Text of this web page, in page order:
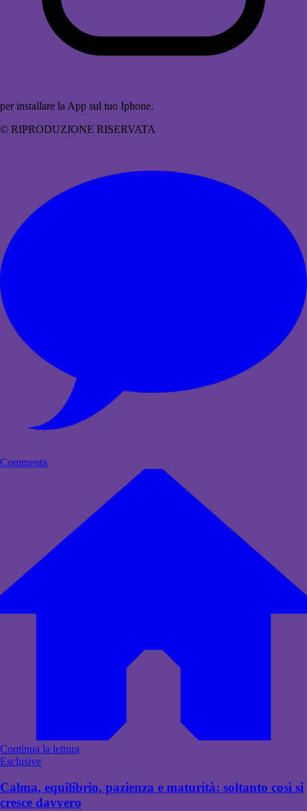
per installare la App sul tuo Iphone.
© RIPRODUZIONE RISERVATA
Commenta
Continua la lettura
Esclusive
Calma, equilibrio, pazienza e maturità: soltanto così si
cresce davvero